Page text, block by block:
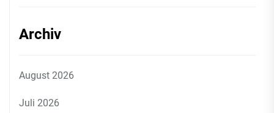
Archiv
August 2026
Juli 2026